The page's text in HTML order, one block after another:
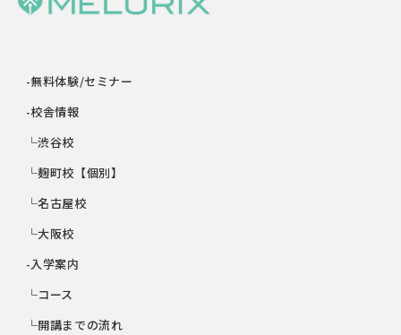
-無料体験/セミナー
-校舎情報
└渋谷校
└麹町校【個別】
└名古屋校
└大阪校
-入学案内
└コース
└開講までの流れ